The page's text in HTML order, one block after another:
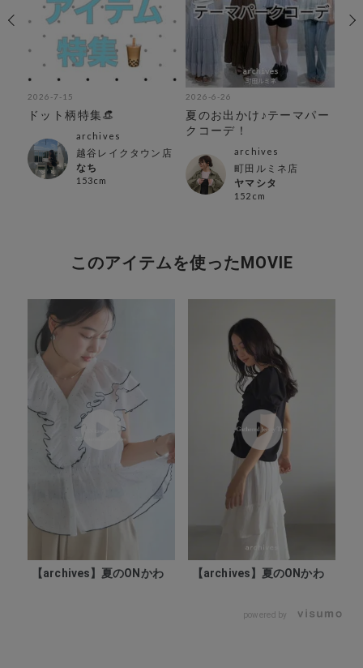
2026-7-15
ドット柄特集👒
archives
越谷レイクタウン店
なち
153cm
2026-6-26
夏のお出かけ♪テーマパー
クコーデ！
archives
町田ルミネ店
ヤマシタ
152cm
このアイテムを使ったMOVIE
【archives】夏のONかわ 【archives】夏のONかわ
powered by